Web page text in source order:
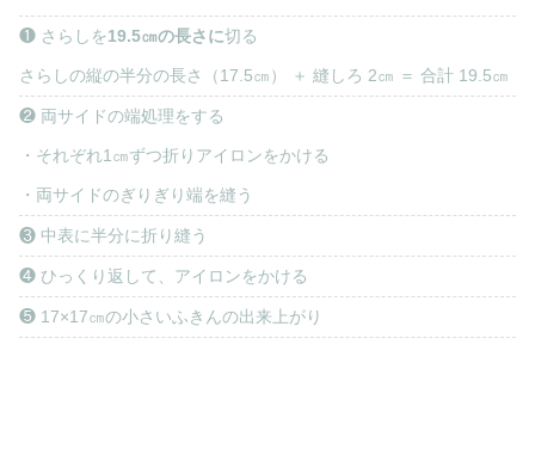
❶ さらしを19.5㎝の長さに切る
さらしの縦の半分の長さ（17.5㎝） ＋ 縫しろ 2㎝ ＝ 合計 19.5㎝
❷ 両サイドの端処理をする
・それぞれ1㎝ずつ折りアイロンをかける
・両サイドのぎりぎり端を縫う
❸ 中表に半分に折り縫う
❹ ひっくり返して、アイロンをかける
❺ 17×17㎝の小さいふきんの出来上がり